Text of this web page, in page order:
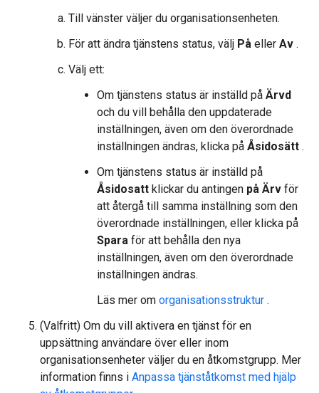
Till vänster väljer du organisationsenheten.
För att ändra tjänstens status, välj På eller Av .
Välj ett:
Om tjänstens status är inställd på Ärvd
och du vill behålla den uppdaterade
inställningen, även om den överordnade
inställningen ändras, klicka på Åsidosätt .
Om tjänstens status är inställd på
Åsidosatt klickar du antingen på Ärv för
att återgå till samma inställning som den
överordnade inställningen, eller klicka på
Spara för att behålla den nya
inställningen, även om den överordnade
inställningen ändras.
Läs mer om organisationsstruktur .
(Valfritt) Om du vill aktivera en tjänst för en
uppsättning användare över eller inom
organisationsenheter väljer du en åtkomstgrupp. Mer
information finns i Anpassa tjänståtkomst med hjälp